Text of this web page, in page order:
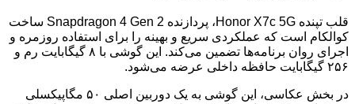
قلب تپنده Honor X7c 5G، پردازنده Snapdragon 4 Gen 2 ساخت
کوالکام است که عملکردی سریع و بهینه را برای استفاده روزمره و
اجرای روان برنامه‌ها تضمین می‌کند. این گوشی با ۸ گیگابایت رم و
۲۵۶ گیگابایت حافظه داخلی عرضه می‌شود.
در بخش عکاسی، این گوشی به یک دوربین اصلی ۵۰ مگاپیکسلی